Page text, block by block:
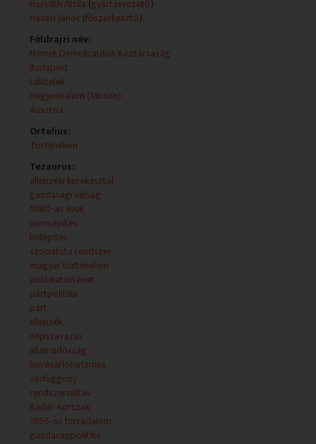
Horváth Attila (gyártásvezető)
Havasi János (főszerkesztő)
Földrajzi név:
Német Demokratikus Köztársaság
Budapest
Lakitelek
Hegyeshalom (Moson)
Ausztria
Ortelius:
Történelem
Tezaurus:
ellenzéki kerekasztal
gazdasági válság
1980-as évek
városépítés
hídépítés
szocialista rendszer
magyar történelem
politikatörténet
pártpolitika
párt
ellenzék
népszavazás
államadósság
bevásárlóturizmus
vasfüggöny
rendszerváltás
Kádár-korszak
1956-os forradalom
gazdaságpolitika